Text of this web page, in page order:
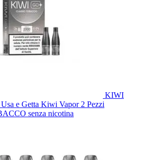
KIWI
e Getta Kiwi Vapor 2 Pezzi
senza nicotina